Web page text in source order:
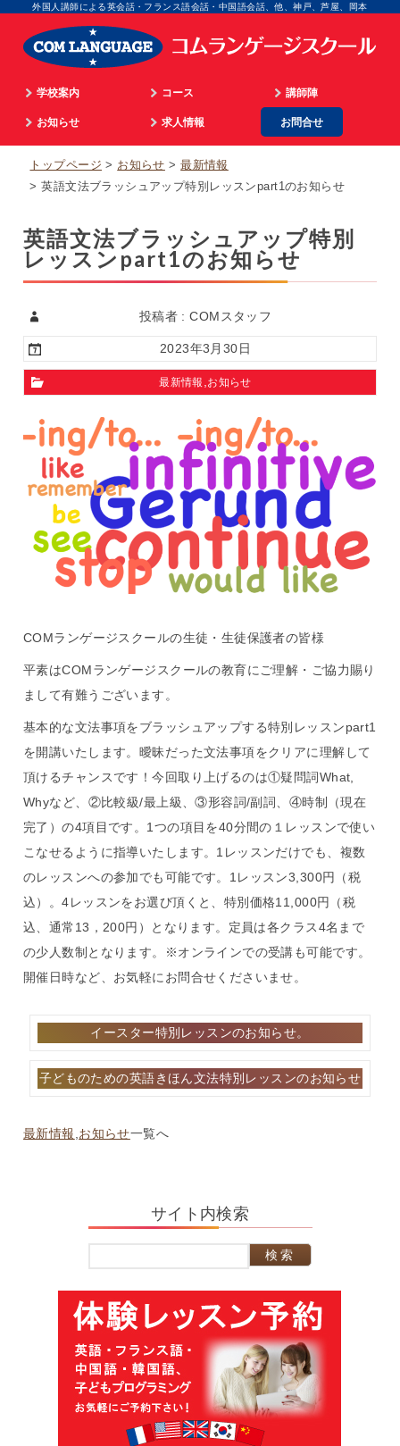
外国人講師による英会話・フランス語会話・中国語会話、他、神戸、芦屋、岡本
学校案内
学院長のご挨拶
企業情報
アクセス
個人情報取扱
コース
通学
オンライン
講師陣
英語
イタリア語
中国語
韓国語
お知らせ
英語ビデオレッスン
合格実績
生徒の体験談
求人情報
広告担当
スクール事務
外国語講師
お問合せ
トップページ お知らせ
最新情報
英語文法ブラッシュアップ特別レッスンpart1のお知らせ
英語文法ブラッシュアップ特別
レッスンpart1のお知らせ
投稿者 : COMスタッフ
2023年3月30日
最新情報 お知らせ
COMランゲージスクールの生徒・生徒保護者の皆様
平素はCOMランゲージスクールの教育にご理解・ご協力賜り
まして有難うございます。
基本的な文法事項をブラッシュアップする特別レッスンpart1
を開講いたします。曖昧だった文法事項をクリアに理解して
頂けるチャンスです！今回取り上げるのは①疑問詞What,
Whyなど、②比較級/最上級、③形容詞/副詞、④時制（現在
完了）の4項目です。1つの項目を40分間の１レッスンで使い
こなせるように指導いたします。1レッスンだけでも、複数
のレッスンへの参加でも可能です。1レッスン3,300円（税
込）。4レッスンをお選び頂くと、特別価格11,000円（税
込、通常13，200円）となります。定員は各クラス4名まで
の少人数制となります。※オンラインでの受講も可能です。
開催日時など、お気軽にお問合せくださいませ。
投
稿
ナ
ビ
ー
シ
イースター特別レッスンのお知らせ。
子どものための英語きほん文法特別レッスンのお知らせ
最新情報 お知らせ一覧へ
サイト内検索